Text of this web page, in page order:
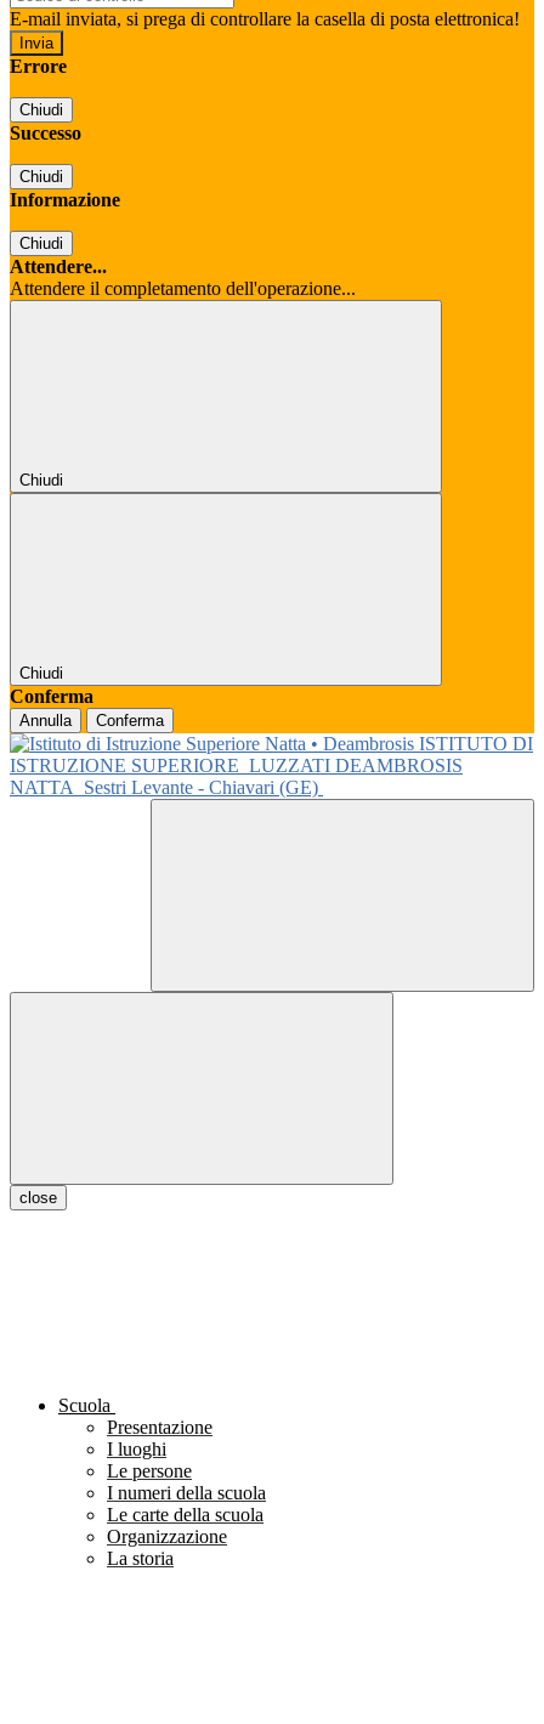
E-mail inviata, si prega di controllare la casella di posta elettronica!
Errore
Chiudi
Successo
Chiudi
Informazione
Chiudi
Attendere...
Attendere il completamento dell'operazione...
Chiudi
Chiudi
Conferma
Annulla Conferma
ISTITUTO DI
ISTRUZIONE SUPERIORE LUZZATI DEAMBROSIS
NATTA
Sestri Levante - Chiavari (GE)
close
Scuola
Presentazione
I luoghi
Le persone
I numeri della scuola
Le carte della scuola
Organizzazione
La storia